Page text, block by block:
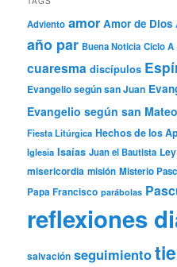
Adviento amor Amor de Dios
año par Buena Noticia Ciclo A
cuaresma discípulos
Evangelio según san Juan
Evangelio según san Mateo
Fiesta Litúrgica Hechos de los
Iglesia Isaías Juan el Bautista
misericordia misión Misterio
Papa Francisco parábolas
reflexiones
salvación seguimiento